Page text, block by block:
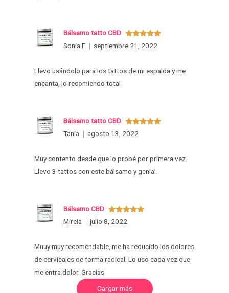
Valorado
con 5de 5
Bálsamo tatto CBD
Sonia F
septiembre 21, 2022
Llevo usándolo para los tattos de mi espalda y me
encanta, lo recomiendo total
Valorado
con
Bálsamo tatto CBD
Tania
agosto 13, 2022
Muy contento desde que lo probé por primera vez.
Llevo 3 tattos con este bálsamo y genial.
Valorado
con5de 5
Bálsamo CBD
Mireia
julio 8, 2022
Muuy muy recomendable, me ha reducido los dolores
de cervicales de forma radical. Lo uso cada vez que
me entra dolor. Gracias
Cargar másC